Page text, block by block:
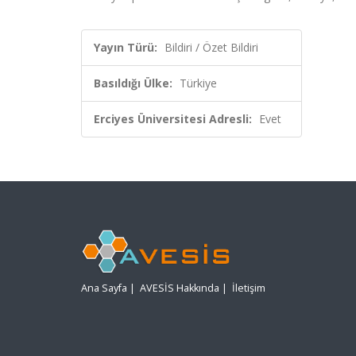
Yayın Türü: Bildiri / Özet Bildiri
Basıldığı Ülke: Türkiye
Erciyes Üniversitesi Adresli: Evet
Ana Sayfa | AVESİS Hakkında | İletişim